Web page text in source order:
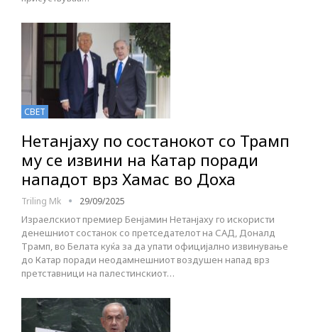
СВЕТ
Нетанјаху по состанокот со Трамп
му се извини на Катар поради
нападот врз Хамас во Доха
Triling Mk 29/09/2025
Израелскиот премиер Бенјамин Нетанјаху го искористи
денешниот состанок со претседателот на САД, Доналд
Трамп, во Белата куќа за да упати официјално извинување
до Катар поради неодамнешниот воздушен напад врз
претставници на палестинскиот…